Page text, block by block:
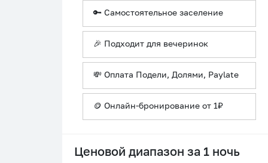
🔑 Самостоятельное заселение
🎉 Подходит для вечеринок
💸 Оплата Подели, Долями, Paylate
🪙 Онлайн-бронирование от 1₽
Ценовой диапазон за 1 ночь